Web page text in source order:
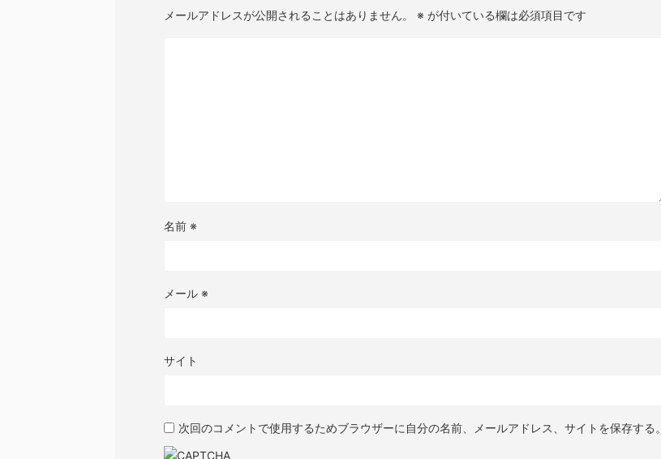
メールアドレスが公開されることはありません。 ※ が付いている欄は必須項目です
名前 ※
メール ※
サイト
次回のコメントで使用するためブラウザーに自分の名前、メールアドレス、サイトを保存する。